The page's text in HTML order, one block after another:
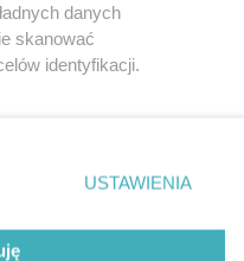
Media
danych
skanować
identyfikacji.
ustawień prywatności
strony
wymagają zgody
się takiemu
USTAWIENIA